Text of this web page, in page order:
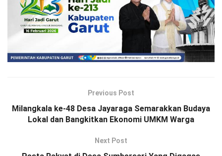
Previous Post
Milangkala ke-48 Desa Jayaraga Semarakkan Budaya
Lokal dan Bangkitkan Ekonomi UMKM Warga
Next Post